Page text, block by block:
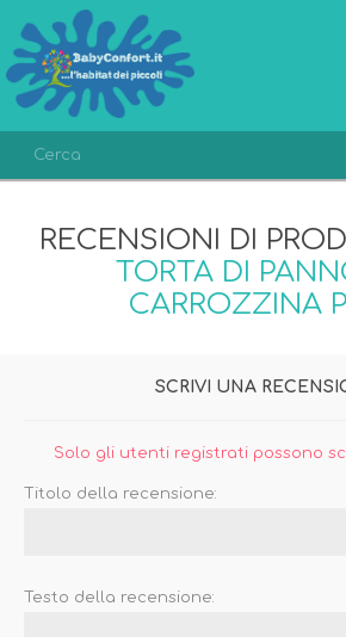
ACCESSO
LISTA DEI DESIDERI (0)
RECENSIONI DI
TORTA DI
CARROZZINA
SCRIVI UNA
Solo gli utenti registrati possono
Titolo della recensione:
Testo della recensione: